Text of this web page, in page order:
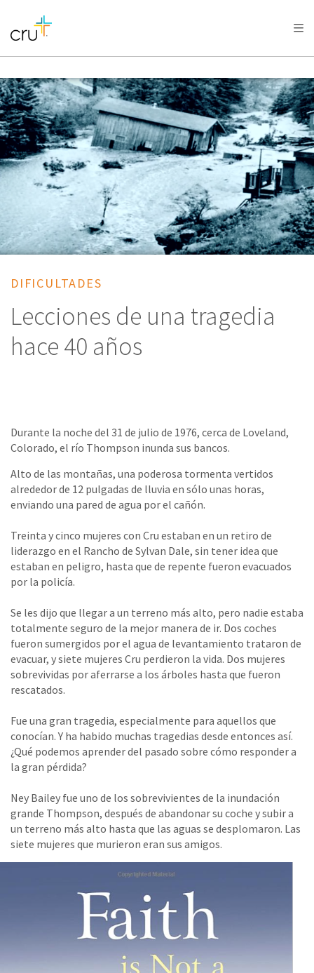
AFRICA
AMERICA / CARIBBEAN
OCEANIA
DIFICULTADES
Lecciones de una tragedia
hace 40 años
Durante la noche del 31 de julio de 1976, cerca de Loveland,
Colorado, el río Thompson inunda sus bancos.
Alto de las montañas, una poderosa tormenta vertidos
alrededor de 12 pulgadas de lluvia en sólo unas horas,
enviando una pared de agua por el cañón.
Treinta y cinco mujeres con Cru estaban en un retiro de
liderazgo en el Rancho de Sylvan Dale, sin tener idea que
estaban en peligro, hasta que de repente fueron evacuados
por la policía.
Se les dijo que llegar a un terreno más alto, pero nadie estaba
totalmente seguro de la mejor manera de ir. Dos coches
fueron sumergidos por el agua de levantamiento trataron de
evacuar, y siete mujeres Cru perdieron la vida. Dos mujeres
sobrevividas por aferrarse a los árboles hasta que fueron
rescatados.
Fue una gran tragedia, especialmente para aquellos que
conocían. Y ha habido muchas tragedias desde entonces así.
¿Qué podemos aprender del pasado sobre cómo responder a
la gran pérdida?
Ney Bailey fue uno de los sobrevivientes de la inundación
grande Thompson, después de abandonar su coche y subir a
un terreno más alto hasta que las aguas se desplomaron. Las
siete mujeres que murieron eran sus amigos.